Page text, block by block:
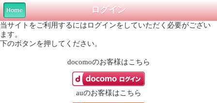
Home ログイン
当サイトをご利用するにはログインをしていただく必要がござい
ます。
下のボタンを押してください。
docomoのお客様はこちら
auのお客様はこちら